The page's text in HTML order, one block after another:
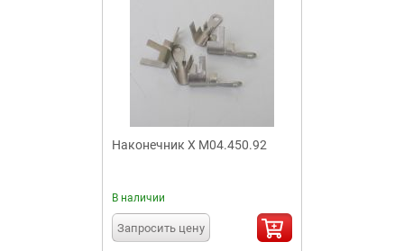
Наконечник Х М04.450.92
В наличии
Запросить цену